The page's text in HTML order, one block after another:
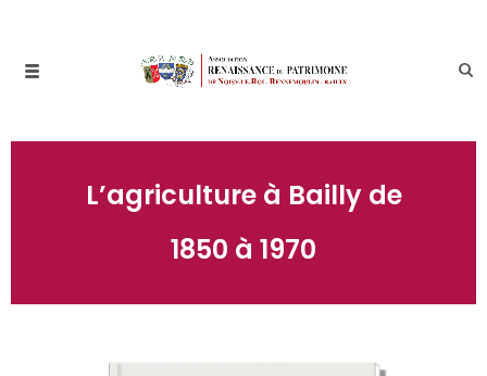
L’agriculture à Bailly de
1850 à 1970